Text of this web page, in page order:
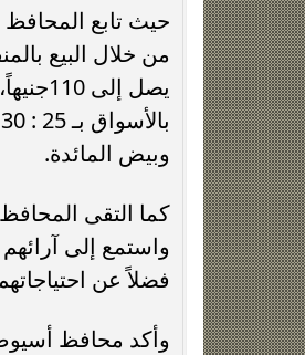
حيث تابع
وبيض المائدة.
كما التقى
واستمع إلى
فضلاً عن
وأكد محافظ